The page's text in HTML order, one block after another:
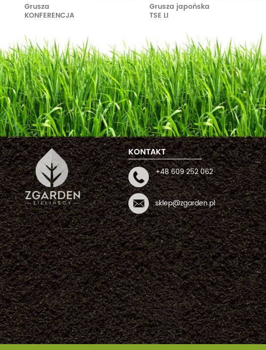
Grusza
KONFERENCJA
Grusza japońska
TSE LI
KONTAKT
+48 609 252 062
sklep@zgarden.pl